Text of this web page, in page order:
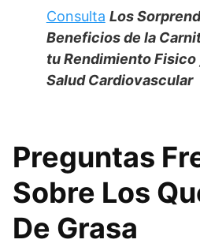
Consulta Los
Beneficios de la
tu Rendimiento Fisico
Salud Cardiovascular
Preguntas
Sobre Los
De Grasa